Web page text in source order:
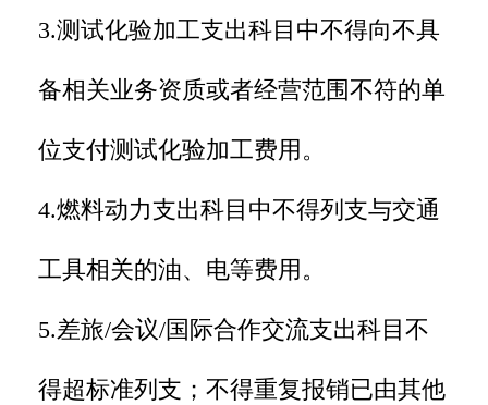
3.测试化验加工支出科目中不得向不具
备相关业务资质或者经营范围不符的单
位支付测试化验加工费用。
4.燃料动力支出科目中不得列支与交通
工具相关的油、电等费用。
5.差旅/会议/国际合作交流支出科目不
得超标准列支；不得重复报销已由其他